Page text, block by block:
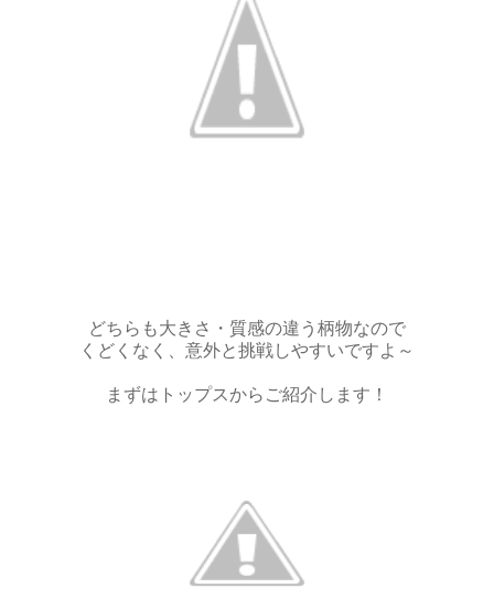
どちらも大きさ・質感の違う柄物なので
くどくなく、意外と挑戦しやすいですよ～
まずはトップスからご紹介します！